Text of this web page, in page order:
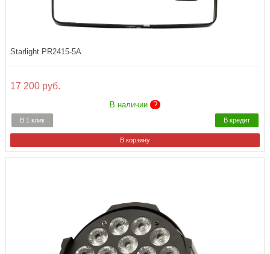
Starlight PR2415-5A
17 200 руб.
В наличии ?
В 1 клик В кредит